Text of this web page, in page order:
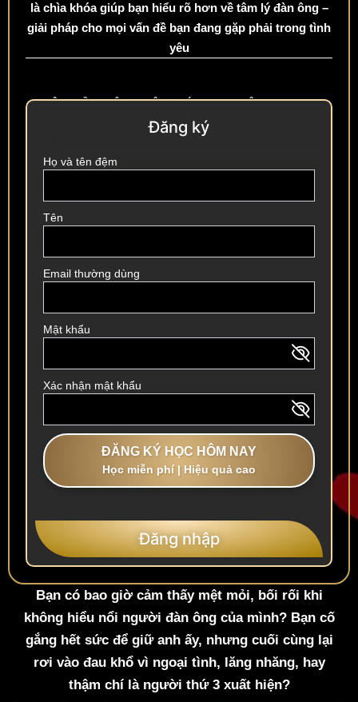
là chìa khóa giúp bạn hiểu rõ hơn về tâm lý đàn ông –
giải pháp cho mọi vấn đề bạn đang gặp phải trong tình
yêu
KHÔNG CẦN NHẬP
KHÔNG GIỚI HẠN
KHÔNG SPAM MỌI
Đăng ký
Đăng nhập
Họ và tên đệm
Tên
Email thường dùng
Mật khẩu
Xác nhận mật khẩu
ĐĂNG KÝ HỌC HÔM NAY
Học miễn phí | Hiệu quả cao
Bạn có bao giờ cảm thấy mệt mỏi, bối rối khi
không hiểu nổi người đàn ông của mình? Bạn cố
gắng hết sức để giữ anh ấy, nhưng cuối cùng lại
rơi vào đau khổ vì ngoại tình, lăng nhăng, hay
thậm chí là người thứ 3 xuất hiện?